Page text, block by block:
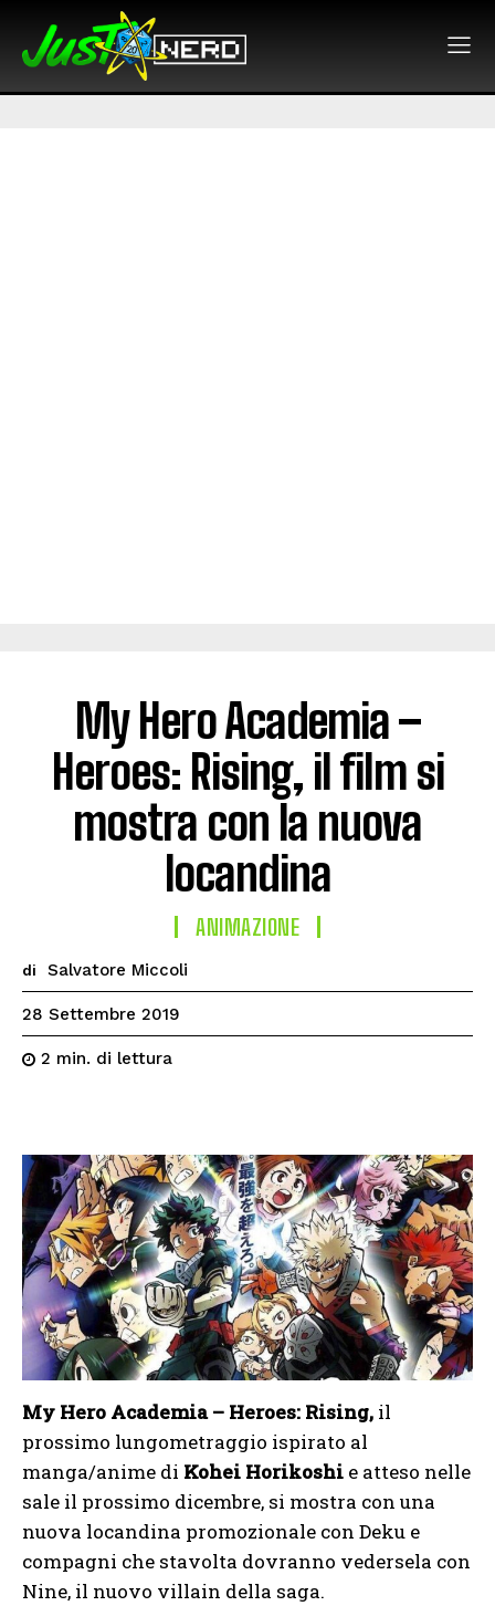
My Hero Academia –
Heroes: Rising, il film si
mostra con la nuova
locandina
ANIMAZIONE
di Salvatore Miccoli
28 Settembre 2019
2 min. di lettura
My Hero Academia – Heroes: Rising, il
prossimo lungometraggio ispirato al
manga/anime di Kohei Horikoshi e atteso nelle
sale il prossimo dicembre, si mostra con una
nuova locandina promozionale con Deku e
compagni che stavolta dovranno vedersela con
Nine, il nuovo villain della saga.